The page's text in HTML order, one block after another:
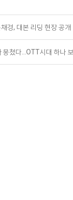
채경, 대본 리딩 현장 공개
뭉쳤다…OTT시대 하나